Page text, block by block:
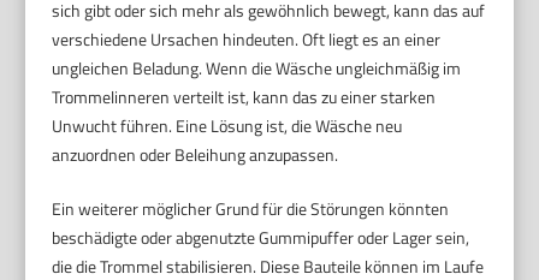
sich gibt oder sich mehr als gewöhnlich bewegt, kann das auf
verschiedene Ursachen hindeuten. Oft liegt es an einer
ungleichen Beladung. Wenn die Wäsche ungleichmäßig im
Trommelinneren verteilt ist, kann das zu einer starken
Unwucht führen. Eine Lösung ist, die Wäsche neu
anzuordnen oder Beleihung anzupassen.
Ein weiterer möglicher Grund für die Störungen könnten
beschädigte oder abgenutzte Gummipuffer oder Lager sein,
die die Trommel stabilisieren. Diese Bauteile können im Laufe